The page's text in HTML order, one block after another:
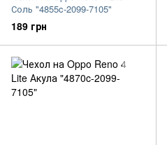
Соль "4855c-2099-7105"
189 грн